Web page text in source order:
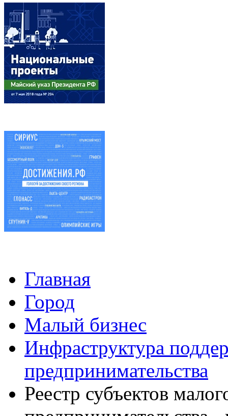
Главная
Город
Малый бизнес
Инфраструктура
предпринимательства
Реестр субъектов